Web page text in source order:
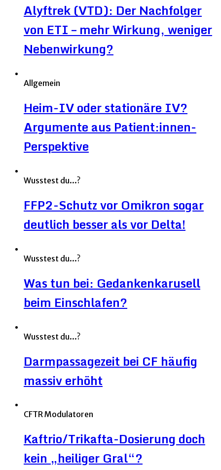
Alyftrek (VTD): Der Nachfolger
von ETI – mehr Wirkung, weniger
Nebenwirkung?
Allgemein
Heim-IV oder stationäre IV?
Argumente aus Patient:innen-
Perspektive
Wusstest du...?
FFP2-Schutz vor Omikron sogar
deutlich besser als vor Delta!
Wusstest du...?
Was tun bei: Gedankenkarusell
beim Einschlafen?
Wusstest du...?
Darmpassagezeit bei CF häufig
massiv erhöht
CFTR Modulatoren
Kaftrio/Trikafta-Dosierung doch
kein „heiliger Gral“?